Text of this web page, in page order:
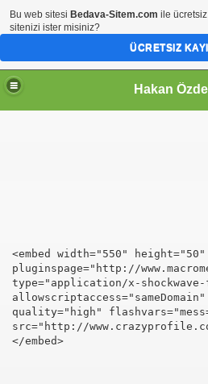
Hakan
<embed width="550"
pluginspage="http://
type="application/x-
quality="high"
src="http://
</embed>
Bu web sitesi Bedava-Sitem.com ile
sitenizi ister misiniz?
ÜCRETSIZ